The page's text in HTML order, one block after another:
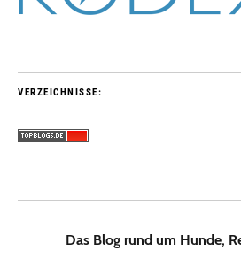
VERZEICHNISSE:
Das Blog rund um Hunde,